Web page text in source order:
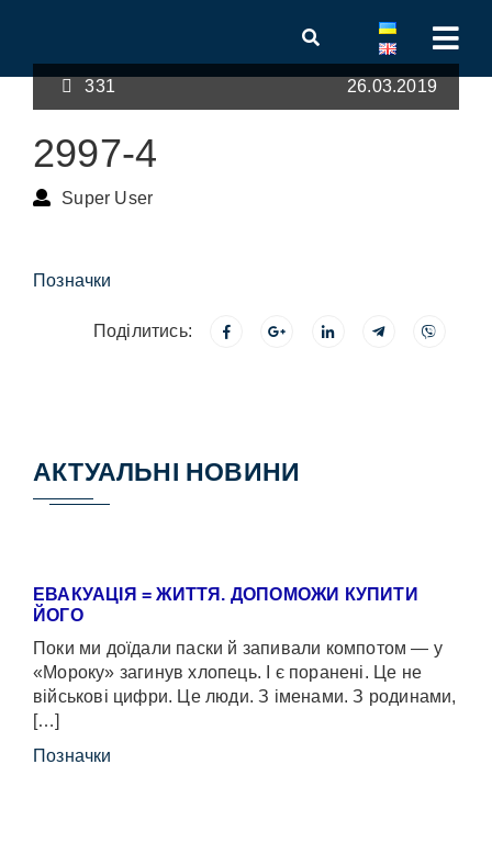
331 26.03.2019
2997-4
Super User
Позначки
Поділитись:
АКТУАЛЬНІ НОВИНИ
ЕВАКУАЦІЯ = ЖИТТЯ. ДОПОМОЖИ КУПИТИ
ЙОГО
Поки ми доїдали паски й запивали компотом — у
«Мороку» загинув хлопець. І є поранені. Це не
військові цифри. Це люди. З іменами. З родинами,
[…]
Позначки